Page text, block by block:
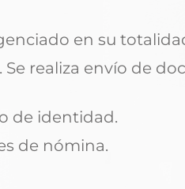
en su
realiza envío de
de identidad.
de nómina.